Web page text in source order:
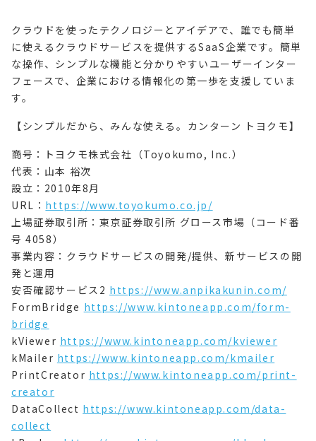
クラウドを使ったテクノロジーとアイデアで、誰でも簡単
に使えるクラウドサービスを提供するSaaS企業です。簡単
な操作、シンプルな機能と分かりやすいユーザーインター
フェースで、企業における情報化の第一歩を支援していま
す。
【シンプルだから、みんな使える。カンターン トヨクモ】
商号：トヨクモ株式会社（Toyokumo, Inc.）
代表：山本 裕次
設立：2010年8月
URL： https://www.toyokumo.co.jp/
上場証券取引所：東京証券取引所 グロース市場（コード番
号 4058）
事業内容：クラウドサービスの開発/提供、新サービスの開
発と運用
安否確認サービス2 https://www.anpikakunin.com/
FormBridge https://www.kintoneapp.com/form-
bridge
kViewer https://www.kintoneapp.com/kviewer
kMailer https://www.kintoneapp.com/kmailer
PrintCreator https://www.kintoneapp.com/print-
creator
DataCollect https://www.kintoneapp.com/data-
collect